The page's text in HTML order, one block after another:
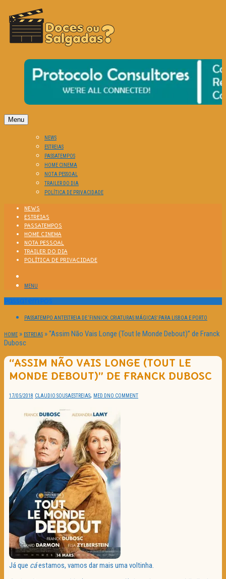
DOCES OU SALGADAS?
O Cinema? Uma Paixão!!
Menu
NEWS
ESTREIAS
PASSATEMPOS
HOME CINEMA
NOTA PESSOAL
TRAILER DO DIA
POLÍTICA DE PRIVACIDADE
NEWS
ESTREIAS
PASSATEMPOS
HOME CINEMA
NOTA PESSOAL
TRAILER DO DIA
POLÍTICA DE PRIVACIDADE
MENU
Passatempos
PASSATEMPO ANTESTREIA DE ‘FINNICK: CRIATURAS MÁGICAS’ PARA LISBOA E PORTO
HOME » ESTREIAS »“Assim Não Vais Longe (Tout le Monde Debout)” de Franck
Dubosc
“ASSIM NÃO VAIS LONGE (TOUT LE
MONDE DEBOUT)” DE FRANCK DUBOSC
17/05/2018 CLAUDIO SOUSAESTREIAS, MED D NO COMMENT
Já que cáestamos, vamos dar mais uma voltinha.